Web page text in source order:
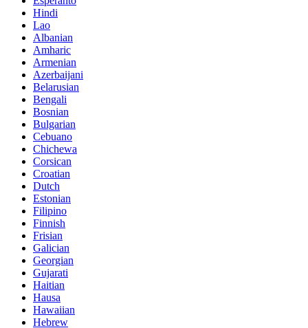
Hindi
Lao
Albanian
Amharic
Armenian
Azerbaijani
Belarusian
Bengali
Bosnian
Bulgarian
Cebuano
Chichewa
Corsican
Croatian
Dutch
Estonian
Filipino
Finnish
Frisian
Galician
Georgian
Gujarati
Haitian
Hausa
Hawaiian
Hebrew